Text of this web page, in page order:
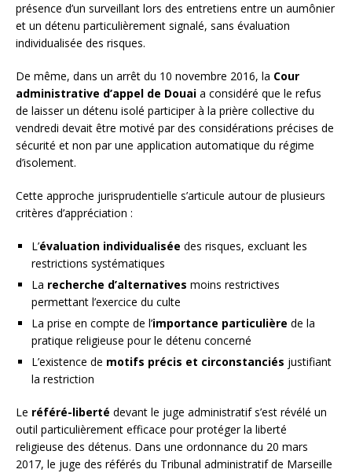
présence d’un surveillant lors des entretiens entre un aumônier
et un détenu particulièrement signalé, sans évaluation
individualisée des risques.
De même, dans un arrêt du 10 novembre 2016, la Cour
administrative d’appel de Douai a considéré que le refus
de laisser un détenu isolé participer à la prière collective du
vendredi devait être motivé par des considérations précises de
sécurité et non par une application automatique du régime
d’isolement.
Cette approche jurisprudentielle s’articule autour de plusieurs
critères d’appréciation :
L’évaluation individualisée des risques, excluant les
restrictions systématiques
La recherche d’alternatives moins restrictives
permettant l’exercice du culte
La prise en compte de l’importance particulière de la
pratique religieuse pour le détenu concerné
L’existence de motifs précis et circonstanciés justifiant
la restriction
Le référé-liberté devant le juge administratif s’est révélé un
outil particulièrement efficace pour protéger la liberté
religieuse des détenus. Dans une ordonnance du 20 mars
2017, le juge des référés du Tribunal administratif de Marseille